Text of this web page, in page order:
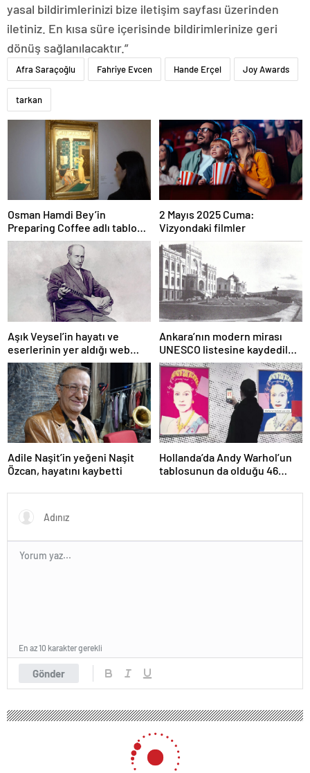
yasal bildirimlerinizi bize iletişim sayfası üzerinden
iletiniz. En kısa süre içerisinde bildirimlerinize geri
dönüş sağlanılacaktır.”
Afra Saraçoğlu Fahriye Evcen Hande Erçel Joy Awards
tarkan
Osman Hamdi Bey’in
Preparing Coffee adlı tablosu
75 milyon liraya satışa
sunuldu
2 Mayıs 2025 Cuma:
Vizyondaki filmler
Aşık Veysel’in hayatı ve
eserlerinin yer aldığı web
portalı hizmete girdi
Ankara’nın modern mirası
UNESCO listesine kaydedildi;
Türkiye’nin listedeki varlık
sayısı 80 oldu
Adile Naşit’in yeğeni Naşit
Özcan, hayatını kaybetti
Hollanda’da Andy Warhol’un
tablosunun da olduğu 46
Gönder
En az 10 karakter gerekli